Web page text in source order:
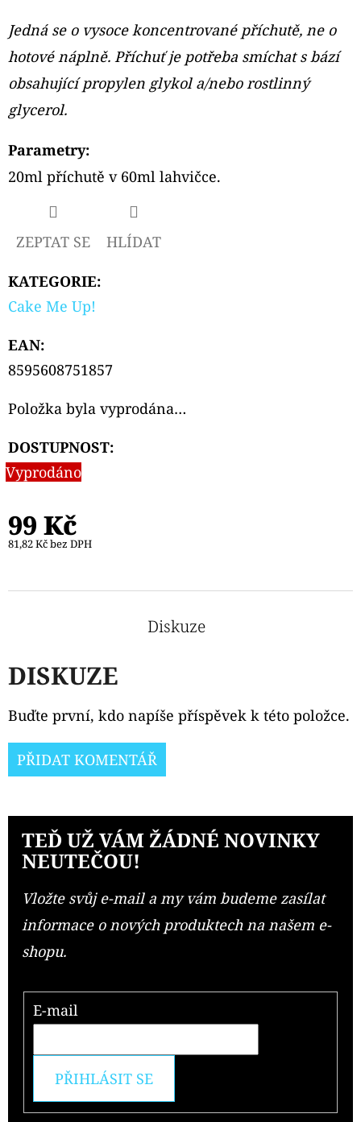
Jedná se o vysoce koncentrované příchutě, ne o
hotové náplně. Příchuť je potřeba smíchat s bází
obsahující propylen glykol a/nebo rostlinný
glycerol.
Parametry:
20ml příchutě v 60ml lahvičce.
ZEPTAT SE HLÍDAT
KATEGORIE:
Cake Me Up!
EAN:
8595608751857
Položka byla vyprodána…
DOSTUPNOST:
Vyprodáno
99 Kč
81,82 Kč bez DPH
Diskuze
DISKUZE
Buďte první, kdo napíše příspěvek k této položce.
PŘIDAT KOMENTÁŘ
TEĎ UŽ VÁM ŽÁDNÉ NOVINKY
NEUTEČOU!
Vložte svůj e-mail a my vám budeme zasílat
informace o nových produktech na našem e-
shopu.
E-mail
PŘIHLÁSIT SE